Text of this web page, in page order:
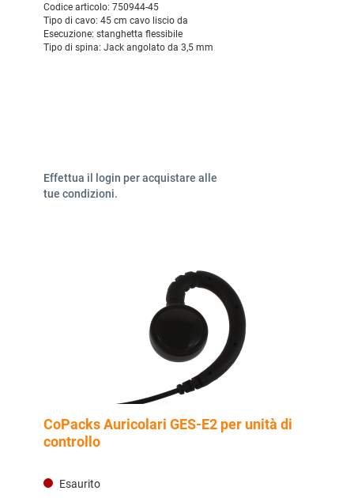
Codice articolo: 750944-45
Tipo di cavo: 45 cm cavo liscio da
Esecuzione: stanghetta flessibile
Tipo di spina: Jack angolato da 3,5 mm
Effettua il login per acquistare alle
tue condizioni.
CoPacks Auricolari GES-E2 per unità di
controllo
Esaurito